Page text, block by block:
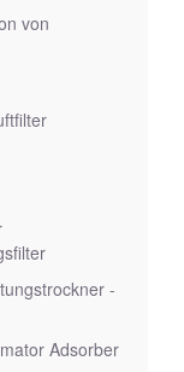
von
-
Adsorber